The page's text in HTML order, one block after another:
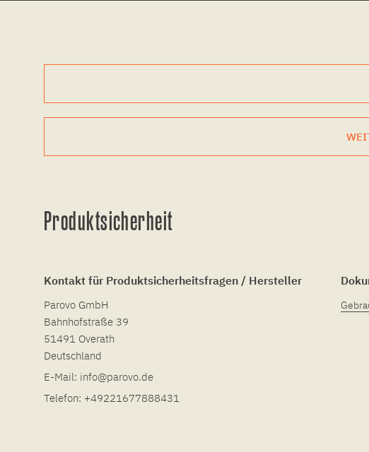
Produktsicherheit
Kontakt für Produktsicherheitsfragen / Hersteller
Parovo GmbH
Bahnhofstraße 39
51491 Overath
Deutschland
E-Mail: info@parovo.de
Telefon: +49221677888431